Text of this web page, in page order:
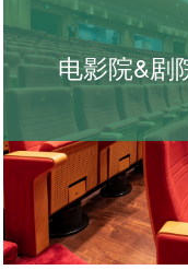
电影院&剧